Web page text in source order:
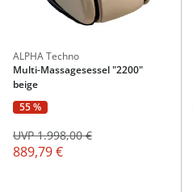
ALPHA Techno
Multi-Massagesessel "2200"
beige
55 %
889,79 €
UVP 1.998,00 €